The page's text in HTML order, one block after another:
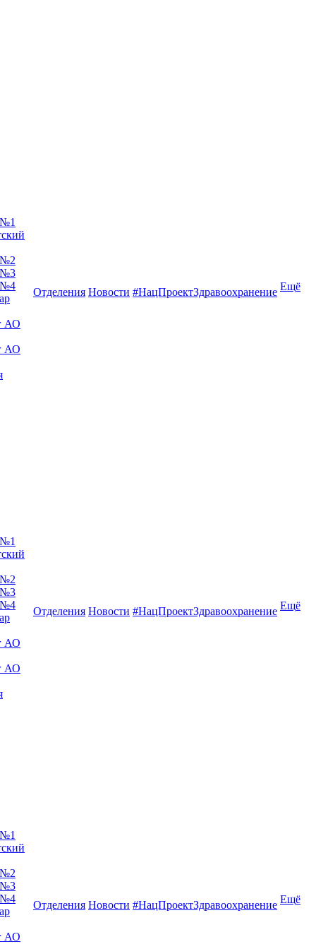
№2
№3
№4
АО
АО
Отделения Новости #НацПроектЗдравоохранение Ещё
№2
№3
№4
АО
АО
Отделения Новости #НацПроектЗдравоохранение Ещё
№2
№3
№4
АО
Отделения Новости #НацПроектЗдравоохранение Ещё